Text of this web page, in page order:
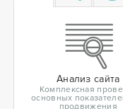
Анализ сайта
Комплексная
основных
продвижения